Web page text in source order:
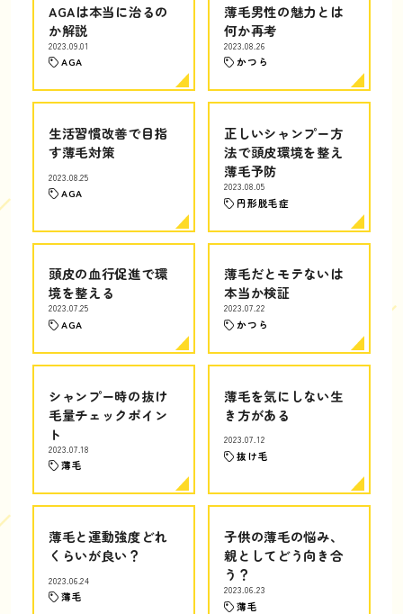
AGAは本当に治るの
か解説
2023.09.01
AGA
薄毛男性の魅力とは
何か再考
2023.08.26
かつら
生活習慣改善で目指
す薄毛対策
2023.08.25
AGA
正しいシャンプー方
法で頭皮環境を整え
薄毛予防
2023.08.05
円形脱毛症
頭皮の血行促進で環
境を整える
2023.07.25
AGA
薄毛だとモテないは
本当か検証
2023.07.22
かつら
シャンプー時の抜け
毛量チェックポイン
ト
2023.07.18
薄毛
薄毛を気にしない生
き方がある
2023.07.12
抜け毛
薄毛と運動強度どれ
くらいが良い？
2023.06.24
薄毛
子供の薄毛の悩み、
親としてどう向き合
う？
2023.06.23
薄毛